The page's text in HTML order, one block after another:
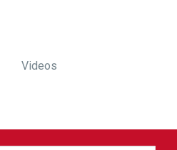
Videos